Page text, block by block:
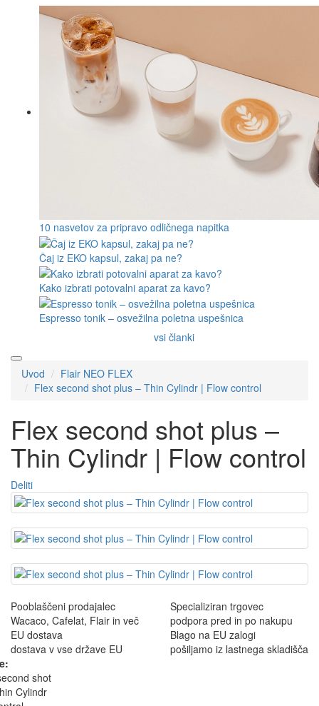
10 nasvetov za pripravo odličnega napitka
Čaj iz EKO kapsul, zakaj pa ne?
Kako izbrati potovalni aparat za kavo?
Espresso tonik – osvežilna poletna uspešnica
vsi članki
Uvod
Flair NEO FLEX
Flex second shot plus – Thin Cylindr | Flow control
Flex second shot plus –
Thin Cylindr | Flow control
Deliti
Pooblaščeni prodajalec
Wacaco, Cafelat, Flair in več
Specializiran trgovec
podpora pred in po nakupu
EU dostava
dostava v vse države EU
Blago na EU zalogi
pošiljamo iz lastnega skladišča